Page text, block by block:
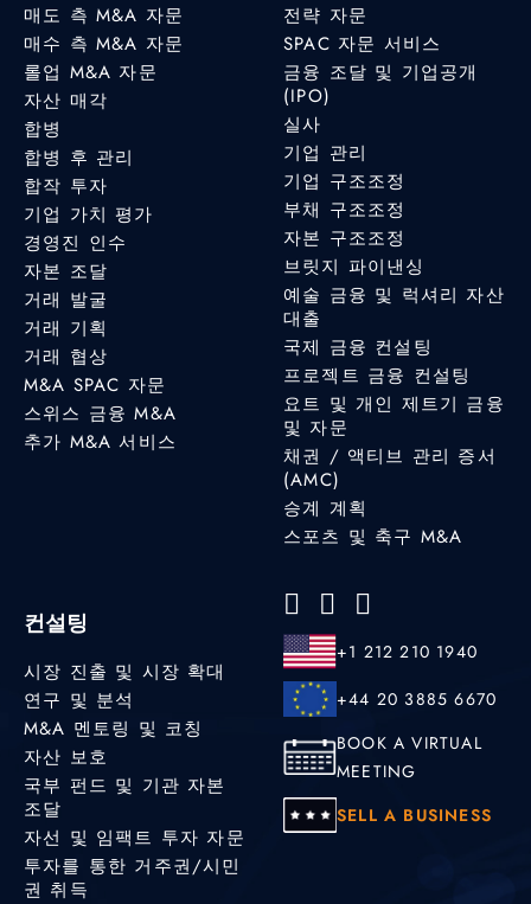
매도 측 M&A 자문
매수 측 M&A 자문
롤업 M&A 자문
자산 매각
합병
합병 후 관리
합작 투자
기업 가치 평가
경영진 인수
자본 조달
거래 발굴
거래 기획
거래 협상
M&A SPAC 자문
스위스 금융 M&A
추가 M&A 서비스
전략 자문
SPAC 자문 서비스
금융 조달 및 기업공개
(IPO)
실사
기업 관리
기업 구조조정
부채 구조조정
자본 구조조정
브릿지 파이낸싱
예술 금융 및 럭셔리 자산
대출
국제 금융 컨설팅
프로젝트 금융 컨설팅
요트 및 개인 제트기 금융
및 자문
채권 / 액티브 관리 증서
(AMC)
승계 계획
스포츠 및 축구 M&A
컨설팅
시장 진출 및 시장 확대
연구 및 분석
M&A 멘토링 및 코칭
자산 보호
국부 펀드 및 기관 자본
조달
자선 및 임팩트 투자 자문
투자를 통한 거주권/시민
권 취득
+1 212 210 1940
+44 20 3885 6670
BOOK A VIRTUAL
MEETING
SELL A BUSINESS